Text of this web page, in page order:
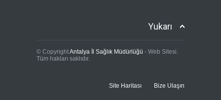
Yukarı
© CopyrightAntalya İl Sağlık Müdürlüğü - Web Sitesi.
Tüm hakları saklıdır.
Site Haritası Bize Ulaşın